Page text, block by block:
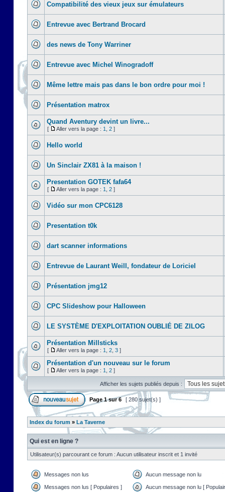
Compatibilité des vieux jeux sur émulateurs
Entrevue avec Bertrand Brocard
des news de Tony Warriner
Entrevue avec Michel Winogradoff
Même lettre mais pas dans le bon ordre pour moi !
Présentation matrox
Quand Aventury devint un livre...
[ Aller vers la page : 1 2 ]
Hello world
Un Sinclair ZX81 à la maison !
Presentation GOTEK fafa64
[ Aller vers la page : 1 2 ]
Vidéo sur mon CPC6128
Presentation t0k
dart scanner informations
Entrevue de Laurant Weill, fondateur de Loriciel
Présentation jmg12
CPC Slideshow pour Halloween
LE SYSTÈME D'EXPLOITATION OUBLIÉ DE ZILOG
Présentation Millsticks
[ Aller vers la page : 1 2 3 ]
Présentation d'un nouveau sur le forum
[ Aller vers la page : 1 2 ]
Afficher les sujets publiés depuis :
Page1sur6 [ 280 sujet(s) ]
Index du forum » La Taverne
Qui est en ligne ?
Utilisateur(s) parcourant ce forum : Aucun utilisateur inscrit et 1 invité
Messages non lus Aucun message non lu
Messages non lus [ Populaires ] Aucun message non lu [